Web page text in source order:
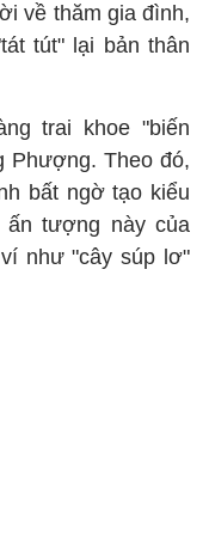
về thăm gia đình,
tút" lại bản thân
trai khoe "biến
Phượng. Theo đó,
bất ngờ tạo kiểu
ấn tượng này của
như "cây súp lơ"